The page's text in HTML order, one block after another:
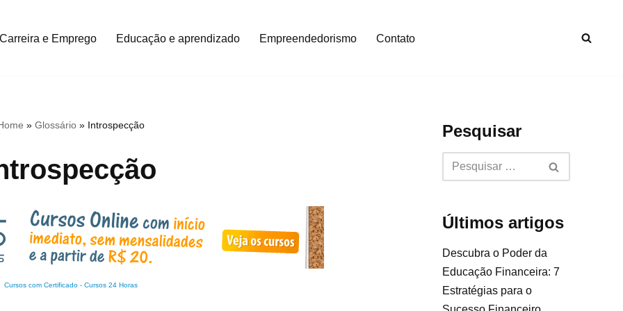
Carreira e Emprego Educação e aprendizado Empreendedorismo Contato
» Glossário» Introspecção
Cursos com Certificado- Cursos 24 Horas
Pesquisar
Últimos artigos
Descubra o Poder da
Educação Financeira: 7
Estratégias para o